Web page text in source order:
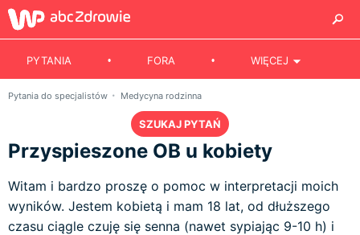
PYTANIA FORA WIĘCEJ
Pytania do specjalistów Medycyna rodzinna
SZUKAJ PYTAŃ
Przyspieszone OB u kobiety
Witam i bardzo proszę o pomoc w interpretacji moich
wyników. Jestem kobietą i mam 18 lat, od dłuższego
czasu ciągle czuję się senna (nawet sypiając 9-10 h) i